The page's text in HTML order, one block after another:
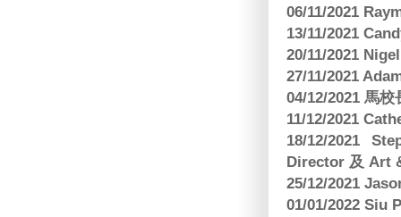
06/11/2021
13/11/2021
20/11/2021
27/11/2021
04/12/2021 馬
11/12/2021
18/12/2021
Director 及 Art
25/12/2021
01/01/2022 Siu